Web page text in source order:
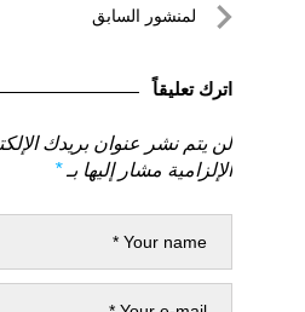
تصفّحلمنشور السابق
السابق
اترك تعليقاً
لن يتم نشر عنوان بريدك
الإلزامية مشار إليها بـ*